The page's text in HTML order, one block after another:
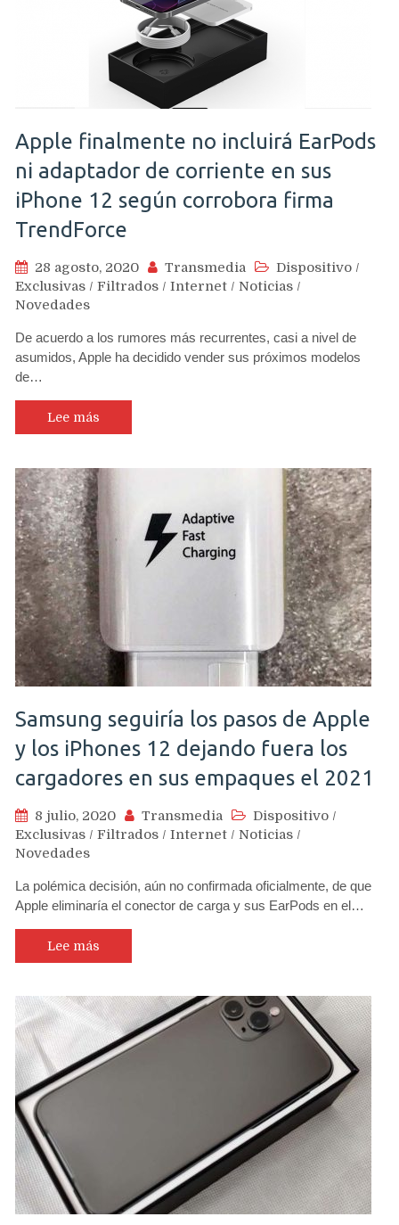
Apple finalmente no incluirá EarPods
ni adaptador de corriente en sus
iPhone 12 según corrobora firma
TrendForce
28 agosto, 2020 Transmedia Dispositivo /
Exclusivas / Filtrados / Internet / Noticias /
Novedades
De acuerdo a los rumores más recurrentes, casi a nivel de
asumidos, Apple ha decidido vender sus próximos modelos
de…
Lee más
Samsung seguiría los pasos de Apple
y los iPhones 12 dejando fuera los
cargadores en sus empaques el 2021
8 julio, 2020 Transmedia Dispositivo /
Exclusivas / Filtrados / Internet / Noticias /
Novedades
La polémica decisión, aún no confirmada oficialmente, de que
Apple eliminaría el conector de carga y sus EarPods en el…
Lee más